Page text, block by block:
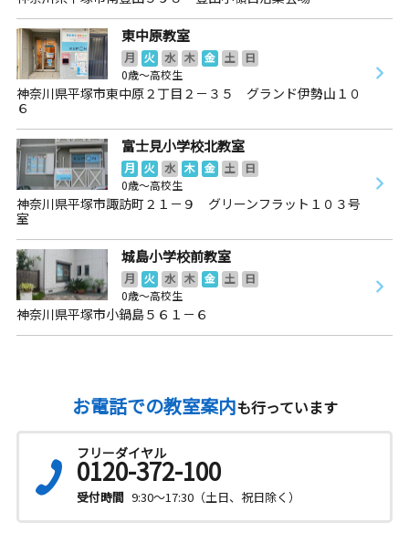
東中原教室
月 火 水 木 金 土
日
0歳～高校生
神奈川県平塚市東中原２丁目２－３５ グランド伊勢山１０
６
富士見小学校北教室
月 火 水 木 金 土
日
0歳～高校生
神奈川県平塚市諏訪町２１－９ グリーンフラット１０３号
室
城島小学校前教室
月 火 水 木 金 土
日
0歳～高校生
神奈川県平塚市小鍋島５６１－６
お電話での教室案内も行っています
フリーダイヤル
0120-372-100
受付時間 9:30～17:30（土日、祝日除く）